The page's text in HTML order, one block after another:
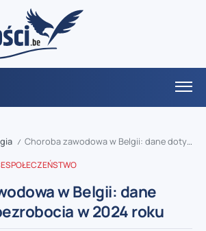
/ Choroba zawodowa w Belgii: dane dotyczące bezrobocia w 2024 roku
SPOŁECZEŃSTWO
w Belgii: dane
w 2024 roku